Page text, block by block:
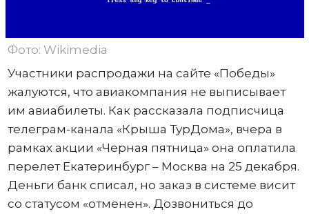
Фото: Wikimedia
Участники распродажи на сайте «Победы»
жалуются, что авиакомпания не выписывает
им авиабилеты. Как рассказала подписчица
телеграм-канала «Крыша ТурДома», вчера в
рамках акции «Черная пятница» она оплатила
перелет Екатеринбург – Москва на 25 декабря.
Деньги банк списал, но заказ в системе висит
со статусом «отменен». Дозвониться до